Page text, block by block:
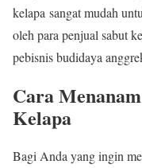
kelapa sangat mudah
oleh para penjual sabut
pebisnis budidaya
Cara
Kelapa
Bagi Anda yang ingin